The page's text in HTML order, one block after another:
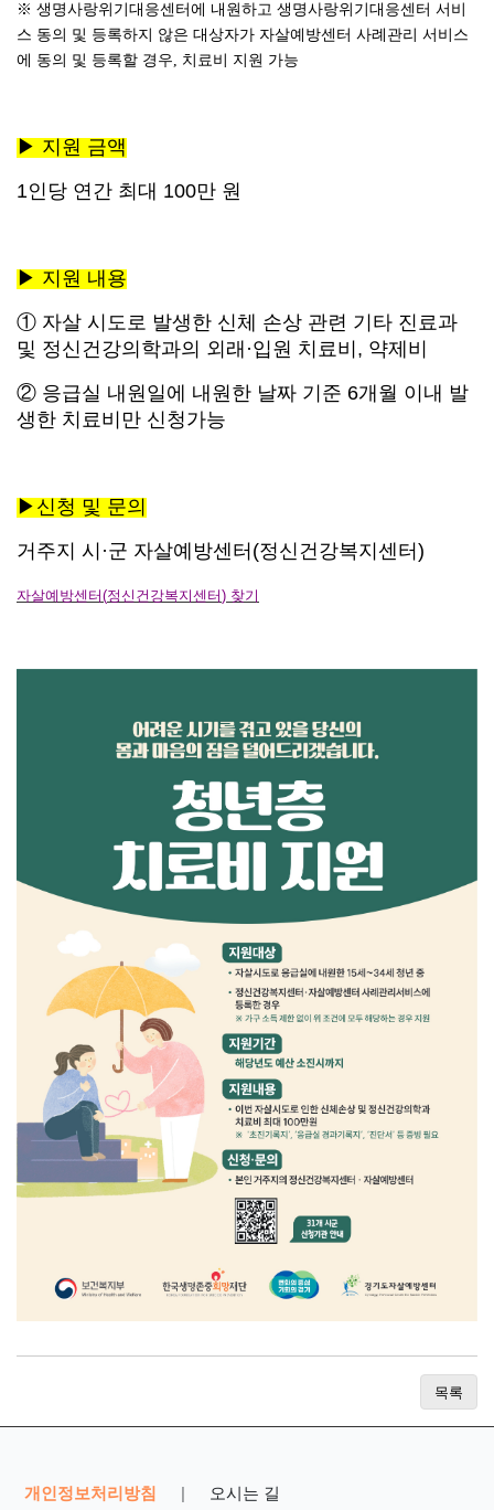
※ 생명사랑위기대응센터에 내원하고 생명사랑위기대응센터 서비
스 동의 및 등록하지 않은 대상자가 자살예방센터 사례관리 서비스
에 동의 및 등록할 경우, 치료비 지원 가능
▶ 지원 금액
1인당 연간 최대 100만 원
▶ 지원 내용
① 자살 시도로 발생한 신체 손상 관련 기타 진료과
및 정신건강의학과의 외래 ·입원 치료비, 약제비
② 응급실 내원일에 내원한 날짜 기준 6개월 이내 발
생한 치료비만 신청가능
▶ 신청 및 문의
거주지 시 ·군 자살예방센터 (정신건강복지센터 )
자살예방센터(정신건강복지센터) 찾기
목록
개인정보처리방침 | 오시는 길